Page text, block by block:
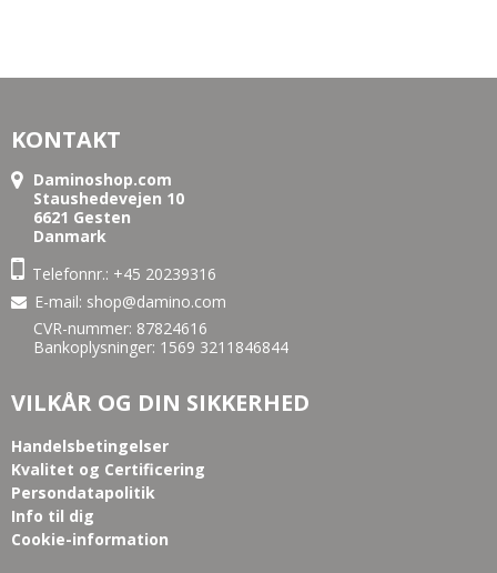
KONTAKT
Daminoshop.com
Staushedevejen 10
6621 Gesten
Danmark
Telefonnr.: +45 20239316
E-mail: shop@damino.com
CVR-nummer: 87824616
Bankoplysninger: 1569 3211846844
VILKÅR OG DIN SIKKERHED
Handelsbetingelser
Kvalitet og Certificering
Persondatapolitik
Info til dig
Cookie-information